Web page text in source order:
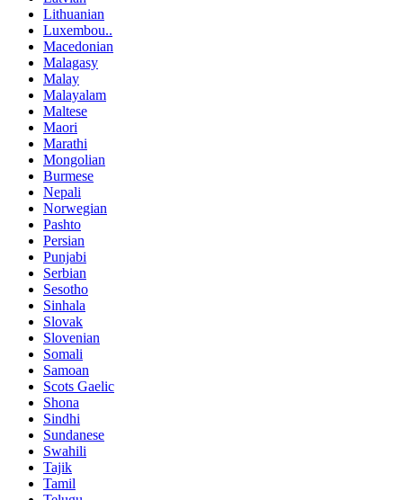
Lithuanian
Luxembou..
Macedonian
Malagasy
Malay
Malayalam
Maltese
Maori
Marathi
Mongolian
Burmese
Nepali
Norwegian
Pashto
Persian
Punjabi
Serbian
Sesotho
Sinhala
Slovak
Slovenian
Somali
Samoan
Scots Gaelic
Shona
Sindhi
Sundanese
Swahili
Tajik
Tamil